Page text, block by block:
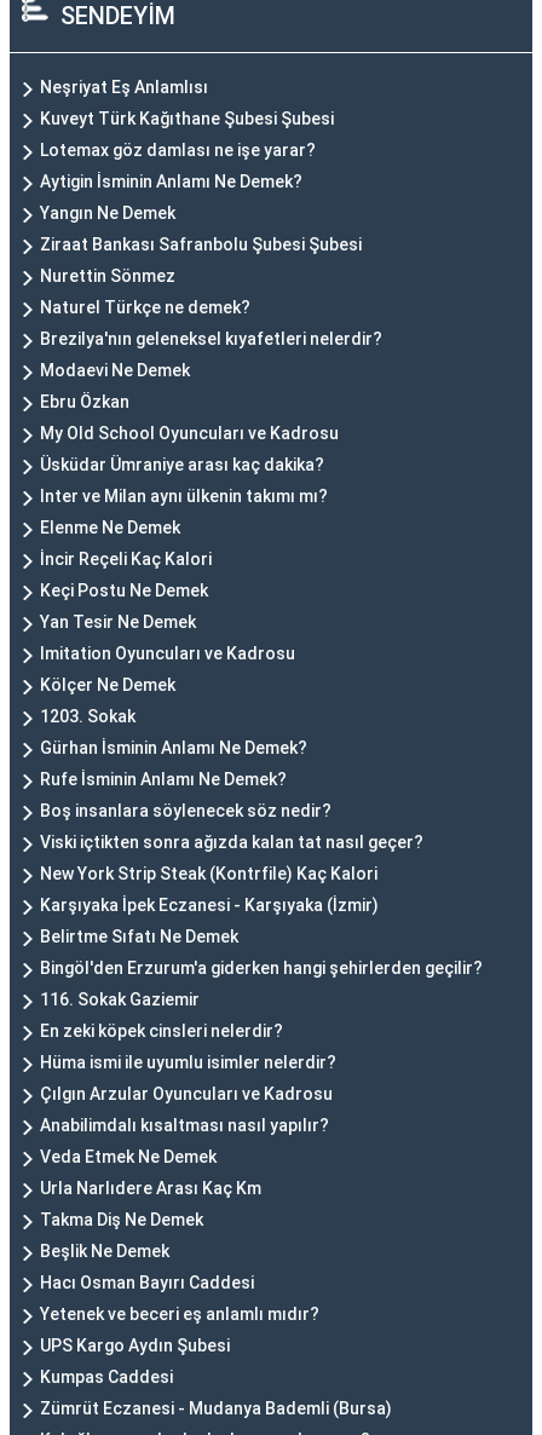
SENDEYİM
Neşriyat Eş Anlamlısı
Kuveyt Türk Kağıthane Şubesi Şubesi
Lotemax göz damlası ne işe yarar?
Aytigin İsminin Anlamı Ne Demek?
Yangın Ne Demek
Ziraat Bankası Safranbolu Şubesi Şubesi
Nurettin Sönmez
Naturel Türkçe ne demek?
Brezilya'nın geleneksel kıyafetleri nelerdir?
Modaevi Ne Demek
Ebru Özkan
My Old School Oyuncuları ve Kadrosu
Üsküdar Ümraniye arası kaç dakika?
Inter ve Milan aynı ülkenin takımı mı?
Elenme Ne Demek
İncir Reçeli Kaç Kalori
Keçi Postu Ne Demek
Yan Tesir Ne Demek
Imitation Oyuncuları ve Kadrosu
Kölçer Ne Demek
1203. Sokak
Gürhan İsminin Anlamı Ne Demek?
Rufe İsminin Anlamı Ne Demek?
Boş insanlara söylenecek söz nedir?
Viski içtikten sonra ağızda kalan tat nasıl geçer?
New York Strip Steak (Kontrfile) Kaç Kalori
Karşıyaka İpek Eczanesi - Karşıyaka (İzmir)
Belirtme Sıfatı Ne Demek
Bingöl'den Erzurum'a giderken hangi şehirlerden geçilir?
116. Sokak Gaziemir
En zeki köpek cinsleri nelerdir?
Hüma ismi ile uyumlu isimler nelerdir?
Çılgın Arzular Oyuncuları ve Kadrosu
Anabilimdalı kısaltması nasıl yapılır?
Veda Etmek Ne Demek
Urla Narlıdere Arası Kaç Km
Takma Diş Ne Demek
Beşlik Ne Demek
Hacı Osman Bayırı Caddesi
Yetenek ve beceri eş anlamlı mıdır?
UPS Kargo Aydın Şubesi
Kumpas Caddesi
Zümrüt Eczanesi - Mudanya Bademli (Bursa)